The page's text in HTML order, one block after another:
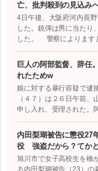
亡、批判殺到の見込み
4日午後、大阪府河内長
した。銃弾は男に当たり
した。 警察によります
巨人の阿部監督、辞任
れたためw
娘に対する暴行容疑で逮
（４７）は２６日午前
申し入れ、受理された。
内田梨瑚被告に懲役
役 強盗だから？てか
旭川市で女子高校生を橋